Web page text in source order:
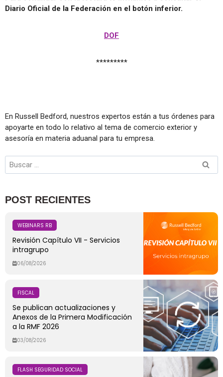
Diario Oficial de la Federación en el botón inferior.
DOF
*********
En Russell Bedford, nuestros expertos están a tus órdenes para
apoyarte en todo lo relativo al tema de comercio exterior y
asesoría en materia aduanal para tu empresa.
POST RECIENTES
WEBINARS RB
Revisión Capítulo VII - Servicios
intragrupo
06/08/2026
FISCAL
Se publican actualizaciones y
Anexos de la Primera Modificación
a la RMF 2026
03/08/2026
FLASH SEGURIDAD SOCIAL